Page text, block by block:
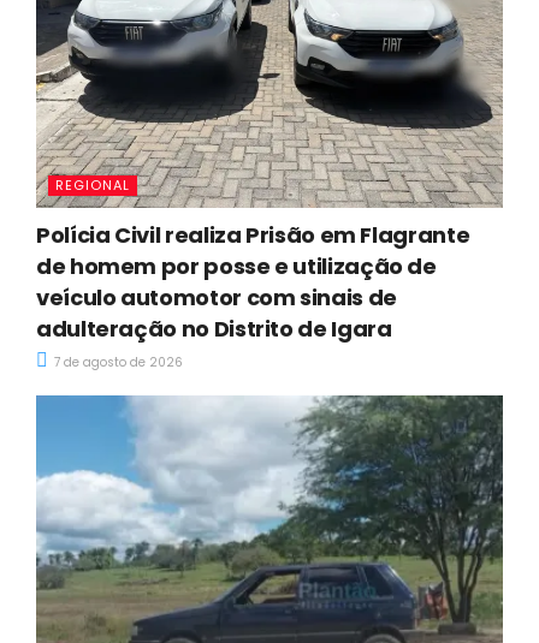
REGIONAL
Polícia Civil realiza Prisão em Flagrante
de homem por posse e utilização de
veículo automotor com sinais de
adulteração no Distrito de Igara
7 de agosto de 2026